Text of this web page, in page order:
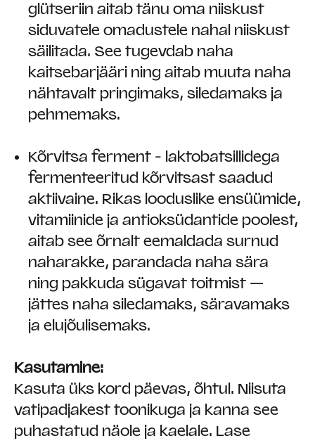
glütseriin aitab tänu oma niiskust
siduvatele omadustele nahal niiskust
säilitada. See tugevdab naha
kaitsebarjääri ning aitab muuta naha
nähtavalt pringimaks, siledamaks ja
pehmemaks.
Kõrvitsa ferment - laktobatsillidega
fermenteeritud kõrvitsast saadud
aktiivaine. Rikas looduslike ensüümide,
vitamiinide ja antioksüdantide poolest,
aitab see õrnalt eemaldada surnud
naharakke, parandada naha sära
ning pakkuda sügavat toitmist —
jättes naha siledamaks, säravamaks
ja elujõulisemaks.
Kasutamine:
Kasuta üks kord päevas, õhtul. Niisuta
vatipadjakest toonikuga ja kanna see
puhastatud näole ja kaelale. Lase